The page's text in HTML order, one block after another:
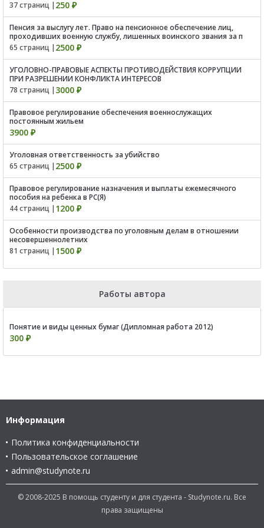
37 страниц | 250 ₽
Пенсия за выслугу лет. Право на пенсионное обеспечение лиц,
проходивших военную службу, лишенных воинского звания за п
65 страниц | 2500 ₽
УГОЛОВНО-ПРАВОВЫЕ АСПЕКТЫ ПРОТИВОДЕЙСТВИЯ КОРРУПЦИИ
ПРИ РАЗРЕШЕНИИ КОНФЛИКТА ИНТЕРЕСОВ
78 страниц | 3000 ₽
Правовое регулирование обеспечения военнослужащих
постоянным жильем
3900 ₽
Уголовная ответственность за убийство
65 страниц | 2500 ₽
Правовое регулирование назначения и выплаты ежемесячного
пособия на ребенка в РС(Я)
44 страниц | 1200 ₽
Особенности производства по уголовным делам в отношении
несовершеннолетних
81 страниц | 1500 ₽
Работы автора
Понятие и виды ценных бумаг (Дипломная работа 2012)
300 ₽
Информация
Политика конфиденциальности
Пользовательское соглашение
admin@studynote.ru
© 2008-2025 В помощь студенту и для студента - Studynote.ru. Все
права защищены